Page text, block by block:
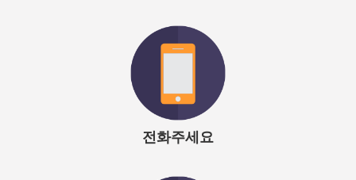
를 지원하는 방법을 변화시킬 것입니다.”
| 조직 개발 및 학습 파트너, 교육 기관
전화주세요